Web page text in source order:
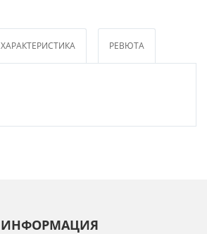
ХАРАКТЕРИСТИКА РЕВЮТА
ИНФОРМАЦИЯ